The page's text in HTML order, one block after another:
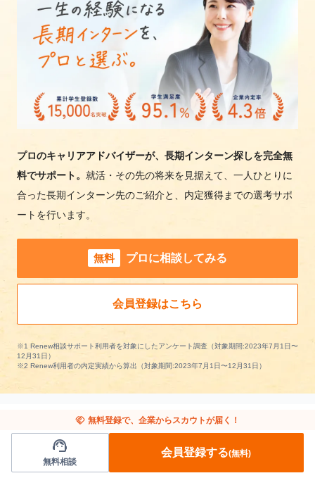
プロのキャリアアドバイザーが、長期インターン探しを完全無
料でサポート。 就活・その先の将来を見据えて、一人ひとりに
合った長期インターン先のご紹介と、内定獲得までの選考サポ
ートを行います。
無料 プロに相談してみる
会員登録はこちら
※1 Renew相談サポート利用者を対象にしたアンケート調査（対象期間:2023年7月1日〜
12月31日）
※2 Renew利用者の内定実績から算出（対象期間:2023年7月1日〜12月31日）
メディア/出版の長期インターンを条件で絞り
handshake 無料登録で、企業からスカウトが届く！
support_agent
無料相談
会員登録する(無料)